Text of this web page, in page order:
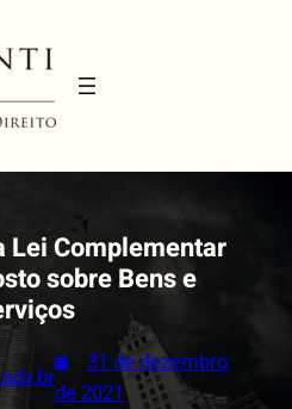
Lei Complementar
sobre Bens e
31 de dezembro
de 2021